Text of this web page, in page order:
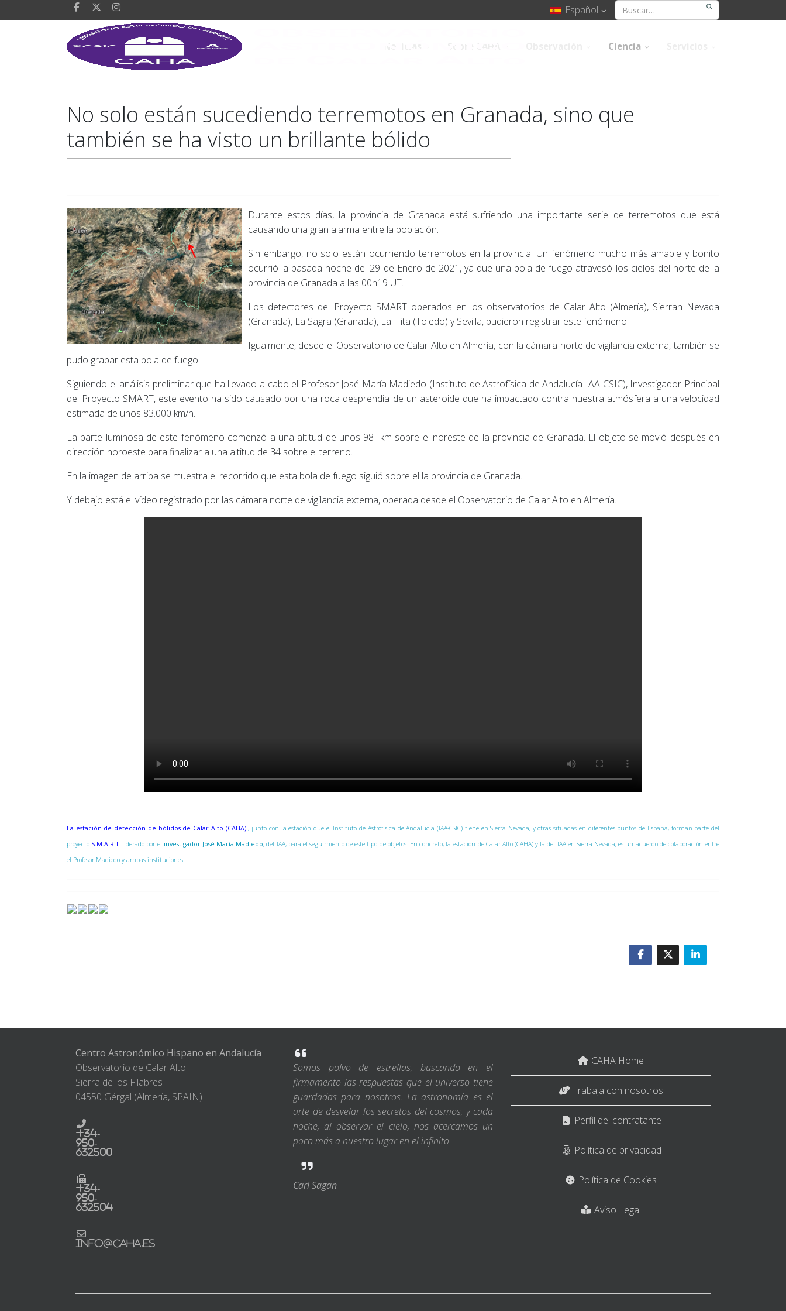
Español
Ciencia
No solo están sucediendo terremotos en Granada, sino que
también se ha visto un brillante bólido
Durante estos días, la provincia de Granada está sufriendo una importante serie de terremotos que está
causando una gran alarma entre la población.
Sin embargo, no solo están ocurriendo terremotos en la provincia. Un fenómeno mucho más amable y bonito
ocurrió la pasada noche del 29 de Enero de 2021, ya que una bola de fuego atravesó los cielos del norte de la
provincia de Granada a las 00h19 UT.
Los detectores del Proyecto SMART operados en los observatorios de Calar Alto (Almería), Sierran Nevada
(Granada), La Sagra (Granada), La Hita (Toledo) y Sevilla, pudieron registrar este fenómeno.
Igualmente, desde el Observatorio de Calar Alto en Almería, con la cámara norte de vigilancia externa, también se
pudo grabar esta bola de fuego.
Siguiendo el análisis preliminar que ha llevado a cabo el Profesor José María Madiedo (Instituto de Astrofísica de Andalucía IAA-CSIC), Investigador Principal
del Proyecto SMART, este evento ha sido causado por una roca desprendia de un asteroide que ha impactado contra nuestra atmósfera a una velocidad
estimada de unos 83.000 km/h.
La parte luminosa de este fenómeno comenzó a una altitud de unos 98 km sobre el noreste de la provincia de Granada. El objeto se movió después en
dirección noroeste para finalizar a una altitud de 34 sobre el terreno.
En la imagen de arriba se muestra el recorrido que esta bola de fuego siguió sobre el la provincia de Granada.
Y debajo está el vídeo registrado por las cámara norte de vigilancia externa, operada desde el Observatorio de Calar Alto en Almería.
La estación de detección de bólidos de Calar Alto (CAHA) , junto con la estación que el Instituto de Astrofísica de Andalucía (IAA-CSIC) tiene en Sierra Nevada, y otras situadas en diferentes puntos de España, forman parte del
proyecto S.M.A.R.T. liderado por el investigador José María Madiedo, del IAA, para el seguimiento de este tipo de objetos. En concreto, la estación de Calar Alto (CAHA) y la del IAA en Sierra Nevada, es un acuerdo de colaboración entre
el Profesor Madiedo y ambas instituciones.
Centro Astronómico Hispano en Andalucía
Observatorio de Calar Alto
Sierra de los Filabres
04550 Gérgal (Almería, SPAIN)
+34-
950-
632500
+34-
950-
632504
info@caha.es
Somos polvo de estrellas, buscando en el
firmamento las respuestas que el universo tiene
guardadas para nosotros. La astronomía es el
arte de desvelar los secretos del cosmos, y cada
noche, al observar el cielo, nos acercamos un
poco más a nuestro lugar en el infinito.
Carl Sagan
CAHA Home
Trabaja con nosotros
Perfil del contratante
Política de privacidad
Política de Cookies
Aviso Legal